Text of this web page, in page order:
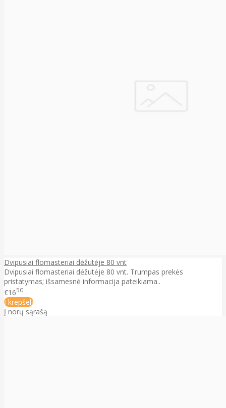
Dvipusiai flomasteriai dėžutėje 80 vnt
Dvipusiai flomasteriai dėžutėje 80 vnt. Trumpas prekės
pristatymas; išsamesnė informacija pateikiama..
€1650
Į krepšelį
Į norų sąrašą